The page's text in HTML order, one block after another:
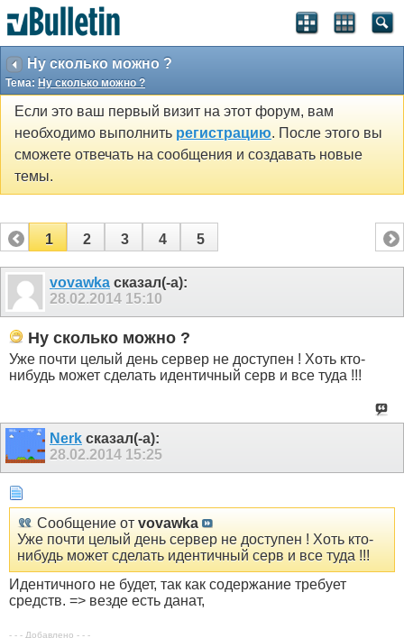
Ну сколько можно ?
Тема: Ну сколько можно ?
Если это ваш первый визит на этот форум, вам
необходимо выполнить регистрацию. После этого вы
сможете отвечать на сообщения и создавать новые
темы.
1 2 3 4 5
vovawka сказал(-а):
28.02.2014 15:10
Ну сколько можно ?
Уже почти целый день сервер не доступен ! Хоть кто-
нибудь может сделать идентичный серв и все туда !!!
Nerk сказал(-а):
28.02.2014 15:25
Сообщение от vovawka
Уже почти целый день сервер не доступен ! Хоть кто-
нибудь может сделать идентичный серв и все туда !!!
Идентичного не будет, так как содержание требует
средств. => везде есть данат,
- - - Добавлено - - -